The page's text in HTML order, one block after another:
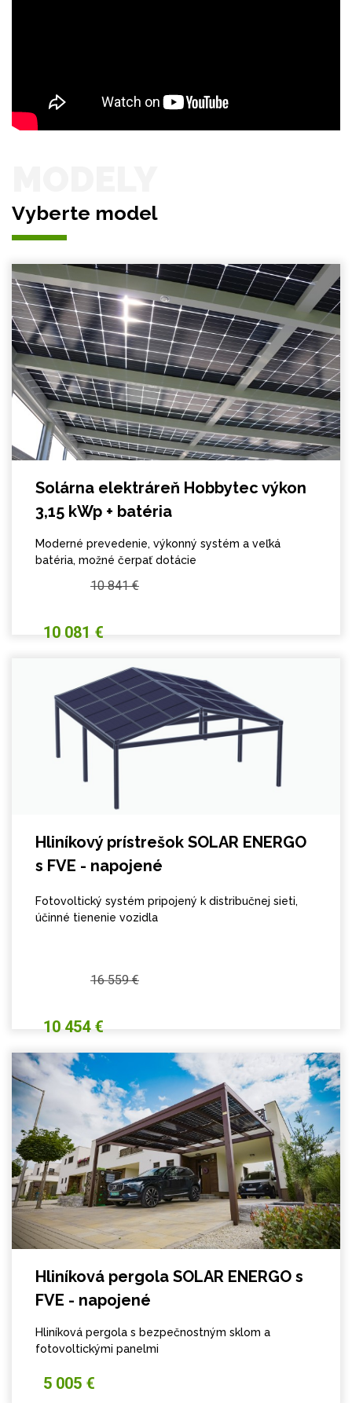
Vyberte model
Solárna elektráreň Hobbytec výkon
3,15 kWp + batéria
Moderné prevedenie, výkonný systém a veľká
batéria, možné čerpať dotácie
10 081 €
10 841 €
Hliníkový prístrešok SOLAR ENERGO
s FVE - napojené
Fotovoltický systém pripojený k distribučnej sieti,
účinné tienenie vozidla
10 454 €
16 559 €
Hliníková pergola SOLAR ENERGO s
FVE - napojené
Hliníková pergola s bezpečnostným sklom a
fotovoltickými panelmi
5 005 €